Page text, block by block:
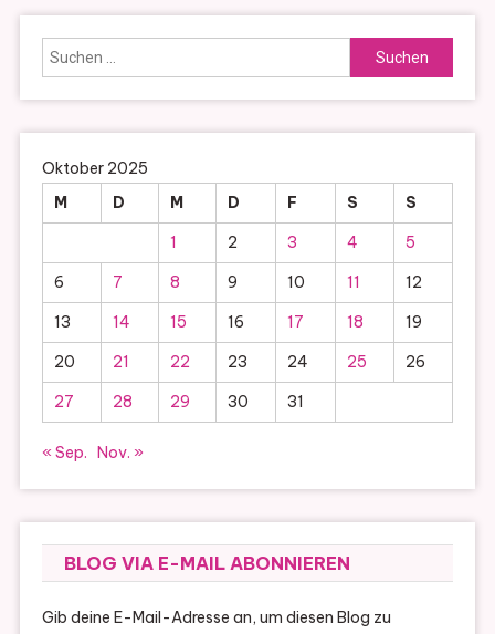
Suchen
nach:
Oktober 2025
M
D M D F S
S
1
2 3 4
5
6
7 8 9 10 11
12
13
14 15 16 17 18
19
20
21 22 23 24 25
26
27
28 29 30 31
« Sep. Nov. »
BLOG VIA E-MAIL ABONNIEREN
Gib deine E-Mail-Adresse an, um diesen Blog zu